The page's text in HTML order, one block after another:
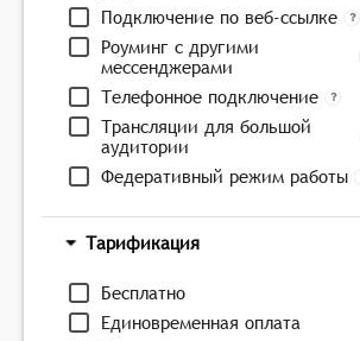
Подключение по веб-ссылке
Роуминг с другими
мессенджерами
Телефонное подключение
Трансляции для большой
аудитории
Федеративный режим работы
Тарификация
Бесплатно
Единовременная оплата